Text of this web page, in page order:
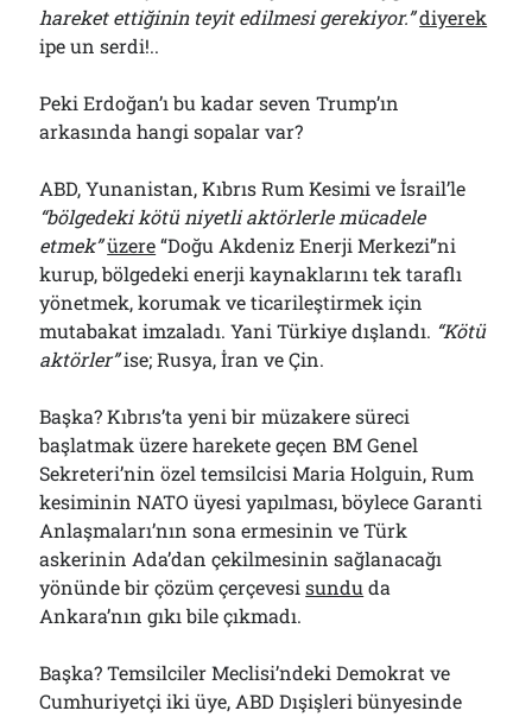
hareket ettiğinin teyit edilmesi gerekiyor.”diyerek
ipe un serdi!..
Peki Erdoğan’ı bu kadar seven Trump’ın
arkasında hangi sopalar var?
ABD, Yunanistan, Kıbrıs Rum Kesimi ve İsrail’le
“bölgedeki kötü niyetli aktörlerle mücadele
etmek”üzere“Doğu Akdeniz Enerji Merkezi”ni
kurup, bölgedeki enerji kaynaklarını tek taraflı
yönetmek, korumak ve ticarileştirmek için
mutabakat imzaladı. Yani Türkiye dışlandı. “Kötü
aktörler”ise; Rusya, İran ve Çin.
Başka? Kıbrıs’ta yeni bir müzakere süreci
başlatmak üzere harekete geçen BM Genel
Sekreteri’nin özel temsilcisi Maria Holguin, Rum
kesiminin NATO üyesi yapılması, böylece Garanti
Anlaşmaları’nın sona ermesinin ve Türk
askerinin Ada’dan çekilmesinin sağlanacağı
yönünde bir çözüm çerçevesisundu da
Ankara’nın gıkı bile çıkmadı.
Başka? Temsilciler Meclisi’ndeki Demokrat ve
Cumhuriyetçi iki üye, ABD Dışişleri bünyesinde